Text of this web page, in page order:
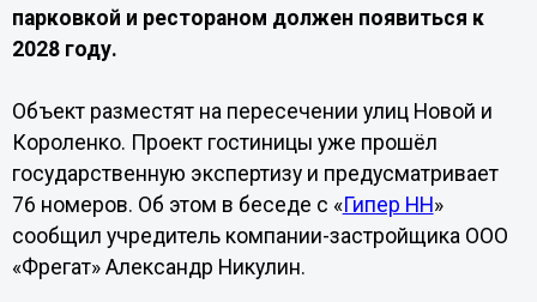
парковкой и рестораном должен появиться к
2028 году.
Объект разместят на пересечении улиц Новой и
Короленко. Проект гостиницы уже прошёл
государственную экспертизу и предусматривает
76 номеров. Об этом в беседе с «Гипер НН »
сообщил учредитель компании-застройщика ООО
«Фрегат» Александр Никулин.